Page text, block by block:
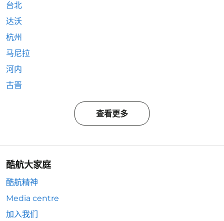
台北
达沃
杭州
马尼拉
河内
古晋
查看更多
酷航大家庭
酷航精神
Media centre
加入我们